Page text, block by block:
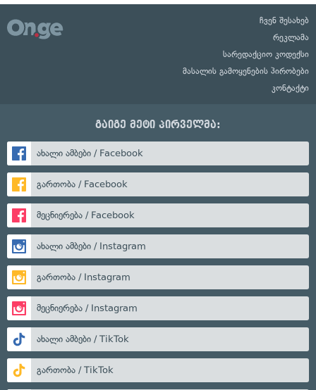
ჩვენ შესახებ
რეკლამა
სარედაქციო კოდექსი
მასალის გამოყენების პირობები
კონტაქტი
გაიგე მეტი პირველმა:
ახალი ამბები / Facebook
გართობა / Facebook
მეცნიერება / Facebook
ახალი ამბები / Instagram
გართობა / Instagram
მეცნიერება / Instagram
ახალი ამბები / TikTok
გართობა / TikTok